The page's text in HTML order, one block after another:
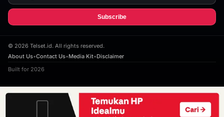
Subscribe
© 2026 Telset.id. All rights reserved.
About Us•Contact Us•Media Kit•Disclaimer
Built for 2026